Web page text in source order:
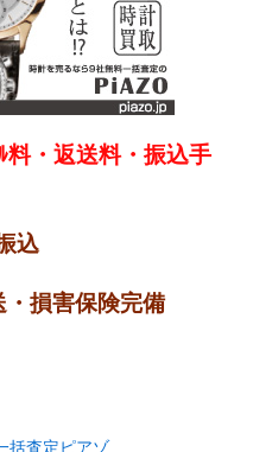
料・返送料・振込手
込
損害保険完備
括査定ピアゾ